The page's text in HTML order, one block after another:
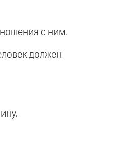
с ним.
должен